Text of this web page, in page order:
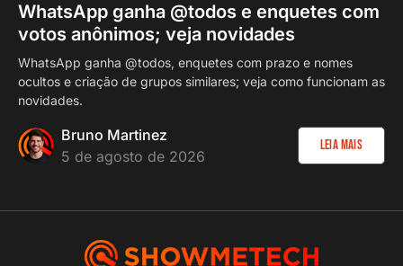
WhatsApp ganha @todos e enquetes com
votos anônimos; veja novidades
WhatsApp ganha @todos, enquetes com prazo e nomes
ocultos e criação de grupos similares; veja como funcionam as
novidades.
Bruno Martinez
5 de agosto de 2026
Leia Mais